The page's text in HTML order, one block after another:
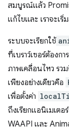
สมบูรณ์แล้ว
แก้ไขและ เราจะเ
ระบบจะเรียกใช้
ที่เบราว์เซอร์ต้องก
ภาพเคลื่อนไหว รว
เพียงอย่างเดียวคือ
เพื่อตั้งค่า
ถึงเรียกแอนิเมเต
WAAPI และ